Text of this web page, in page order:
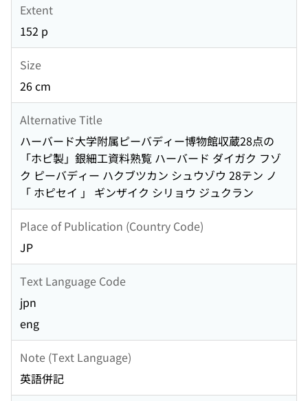
Extent
152 p
Size
26 cm
Alternative Title
ハーバード大学附属ピーバディー博物館収蔵28点の
「ホピ製」銀細工資料熟覧 ハーバード ダイガク フゾ
ク ピーバディー ハクブツカン シュウゾウ 28テン ノ
「 ホピセイ 」 ギンザイク シリョウ ジュクラン
Place of Publication (Country Code)
JP
Text Language Code
jpn
eng
Note (Text Language)
英語併記